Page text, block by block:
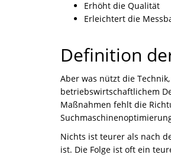
Erhöht die Qualität
Erleichtert die
Definition
Aber was nützt die
betriebswirtschaftlichem
Maßnahmen fehlt die
Nichts ist teurer als nach
ist. Die Folge ist oft ein